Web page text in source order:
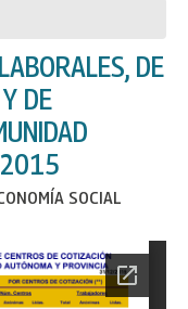
DE
DE
2015
SOCIAL